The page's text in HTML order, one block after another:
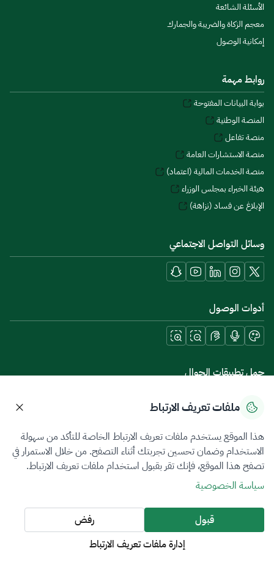
الأسئلة الشائعة
معجم الزكاة والضريبة والجمارك
إمكانية الوصول
روابط مهمة
بوابة البيانات المفتوحة
المنصة الوطنية
منصة تفاعل
منصة الاستشارات العامة
منصة الخدمات المالية (اعتماد)
هيئة الخبراء بمجلس الوزراء
الإبلاغ عن فساد (نزاهة)
وسائل التواصل الاجتماعي
أدوات الوصول
حمل تطبيقات الجوال
سياسة الخصوصيةشروط الاستخدامخريطة الموقع
جميع الحقوق محفوظة 2026 © ZATCA.GOV.SA
تم تطويره وصيانته بواسطة هيئة الزكاة والضريبة والجمارك
آخر تحديث للموقع في
ملفات تعريف الارتباط
هذا الموقع يستخدم ملفات تعريف الارتباط الخاصة للتأكد من سهولة
الاستخدام وضمان تحسين تجربتك أثناء التصفح. من خلال الاستمرار في
تصفح هذا الموقع، فإنك تقر بقبول استخدام ملفات تعريف الارتباط.
سياسة الخصوصية
قبول
رفض
إدارة ملفات تعريف الارتباط